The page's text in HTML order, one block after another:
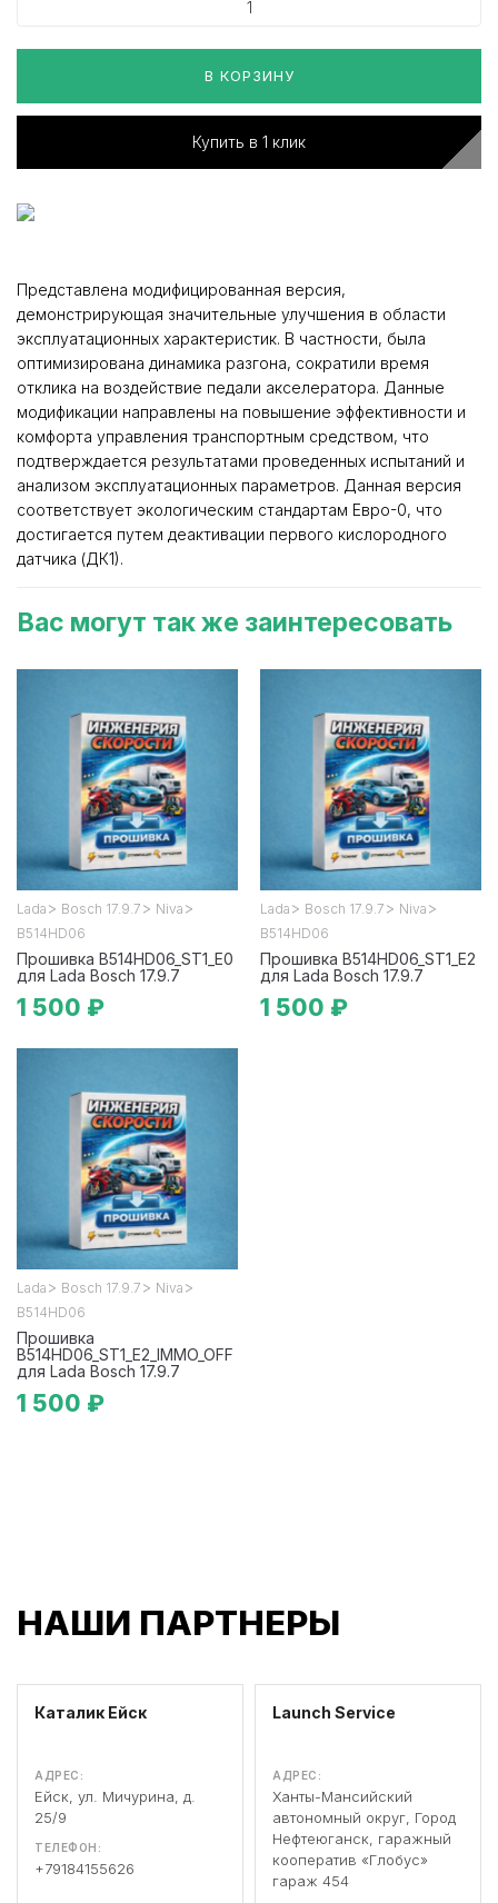
В КОРЗИНУ
Купить в 1 клик
Представлена модифицированная версия,
демонстрирующая значительные улучшения в области
эксплуатационных характеристик. В частности, была
оптимизирована динамика разгона, сократили время
отклика на воздействие педали акселератора. Данные
модификации направлены на повышение эффективности и
комфорта управления транспортным средством, что
подтверждается результатами проведенных испытаний и
анализом эксплуатационных параметров. Данная версия
соответствует экологическим стандартам Евро-0, что
достигается путем деактивации первого кислородного
датчика (ДК1).
Вас могут так же заинтересовать
Lada > Bosch 17.9.7 > Niva >
B514HD06
Прошивка B514HD06_ST1_E0
для Lada Bosch 17.9.7
1 500 ₽
Lada > Bosch 17.9.7 > Niva >
B514HD06
Прошивка B514HD06_ST1_E2
для Lada Bosch 17.9.7
1 500 ₽
Lada > Bosch 17.9.7 > Niva >
B514HD06
Прошивка
B514HD06_ST1_E2_IMMO_OFF
для Lada Bosch 17.9.7
1 500 ₽
НАШИ ПАРТНЕРЫ
Каталик Ейск
АДРЕС:
Ейск, ул. Мичурина, д.
25/9
ТЕЛЕФОН:
+79184155626
Launch Service
АДРЕС:
Ханты-Мансийский
автономный округ, Город
Нефтеюганск, гаражный
кооператив «Глобус»
гараж 454